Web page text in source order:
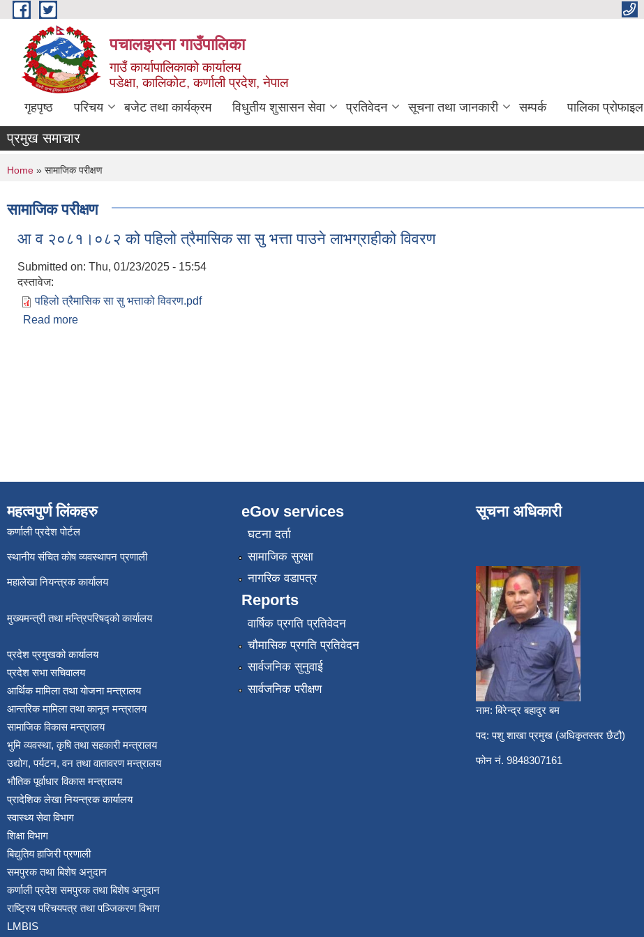
Skip to main content
पचालझरना गाउँपालिका
गाउँ कार्यापालिकाको कार्यालय
पडेक्षा, कालिकोट, कर्णाली प्रदेश, नेपाल
गृहपृष्ठ परिचय बजेट तथा कार्यक्रम विधुतीय शुसासन सेवा प्रतिवेदन सूचना तथा जानकारी सम्पर्क पालिका प्रोफाइल
प्रमुख समाचार
You are here
Home » सामाजिक परीक्षण
सामाजिक परीक्षण
आ व २०८१।०८२ को पहिलो त्रैमासिक सा सु भत्ता पाउने लाभग्राहीको विवरण
Submitted on: Thu, 01/23/2025 - 15:54
दस्तावेज:
पहिलो त्रैमासिक सा सु भत्ताको विवरण.pdf
Read more
महत्वपुर्ण लिंकहरु
कर्णाली प्रदेश पोर्टल
स्थानीय संचित कोष व्यवस्थापन प्रणाली
महालेखा नियन्त्रक कार्यालय
मुख्यमन्त्री तथा मन्त्रिपरिषद्को कार्यालय
प्रदेश प्रमुखको कार्यालय
प्रदेश सभा सचिवालय
आर्थिक मामिला तथा योजना मन्त्रालय
आन्तरिक मामिला तथा कानून मन्त्रालय
सामाजिक विकास मन्त्रालय
भुमि व्यवस्था, कृषि तथा सहकारी मन्त्रालय
उद्योग, पर्यटन, वन तथा वातावरण मन्त्रालय
भौतिक पूर्वाधार विकास मन्त्रालय
प्रादेशिक लेखा नियन्त्रक कार्यालय
स्वास्थ्य सेवा विभाग
शिक्षा विभाग
बिद्युतिय हाजिरी प्रणाली
समपुरक तथा बिशेष अनुदान
कर्णाली प्रदेश समपुरक तथा बिशेष अनुदान
राष्ट्रिय परिचयपत्र तथा पञ्जिकरण विभाग
LMBIS
eGov services
घटना दर्ता
सामाजिक सुरक्षा
नागरिक वडापत्र
Reports
वार्षिक प्रगति प्रतिवेदन
चौमासिक प्रगति प्रतिवेदन
सार्वजनिक सुनुवाई
सार्वजनिक परीक्षण
सूचना अधिकारी
नाम: बिरेन्द्र बहादुर बम
पद: पशु शाखा प्रमुख (अधिकृतस्तर छैटौ)
फोन नं. 9848307161